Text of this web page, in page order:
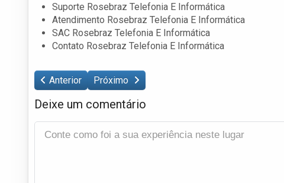
Suporte Rosebraz Telefonia E Informática
Atendimento Rosebraz Telefonia E Informática
SAC Rosebraz Telefonia E Informática
Contato Rosebraz Telefonia E Informática
Anterior Próximo
Deixe um comentário